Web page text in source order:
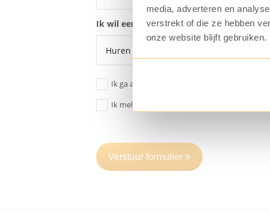
media, adverteren en
verstrekt of die ze hebben
onze website blijft gebruiken.
Ik wil een offerte voor een:
Ik ga akkoord dat mijn gegevens
Ik meld me aan voor de KoffiePartners
Verstuur formulier